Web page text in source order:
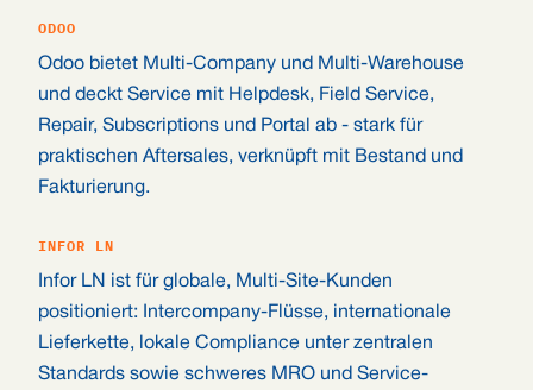
ODOO
Odoo bietet Multi-Company und Multi-Warehouse
und deckt Service mit Helpdesk, Field Service,
Repair, Subscriptions und Portal ab - stark für
praktischen Aftersales, verknüpft mit Bestand und
Fakturierung.
INFOR LN
Infor LN ist für globale, Multi-Site-Kunden
positioniert: Intercompany-Flüsse, internationale
Lieferkette, lokale Compliance unter zentralen
Standards sowie schweres MRO und Service-